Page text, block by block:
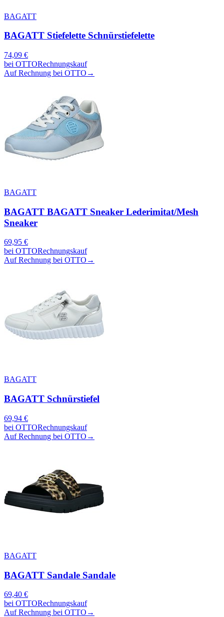
BAGATT
BAGATT Stiefelette Schnürstiefelette
74,09 €
bei OTTORechnungskauf
Auf Rechnung bei OTTO →
BAGATT
BAGATT BAGATT Sneaker Lederimitat/Mesh
Sneaker
69,95 €
bei OTTORechnungskauf
Auf Rechnung bei OTTO →
BAGATT
BAGATT Schnürstiefel
69,94 €
bei OTTORechnungskauf
Auf Rechnung bei OTTO →
BAGATT
BAGATT Sandale Sandale
69,40 €
bei OTTORechnungskauf
Auf Rechnung bei OTTO →